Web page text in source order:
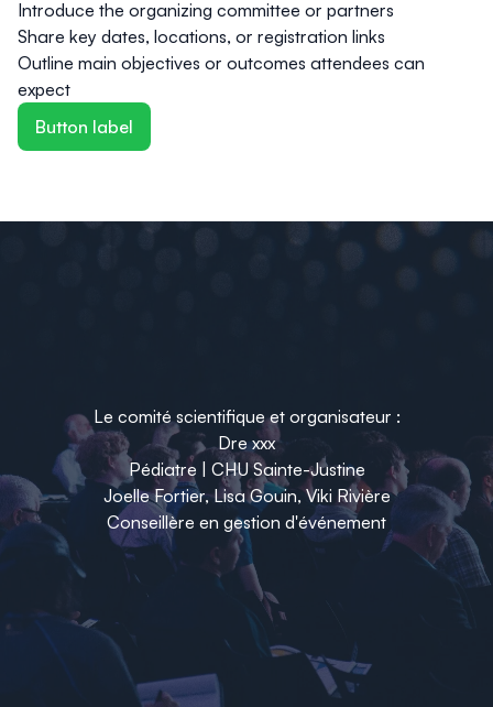
Introduce the organizing committee or partners
Share key dates, locations, or registration links
Outline main objectives or outcomes attendees can
expect
Button label
Le comité scientifique et organisateur :
Dre xxx
Pédiatre | CHU Sainte-Justine
Joelle Fortier, Lisa Gouin, Viki Rivière
Conseillère en gestion d'événement